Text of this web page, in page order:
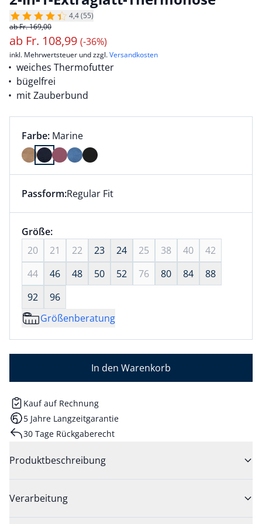
4,4 (55)
ab Fr. 169,00
ab Fr. 108,99 (-36%)
inkl. Mehrwertsteuer und zzgl.Versandkosten
weiches Thermofutter
bügelfrei
mit Zauberbund
Farbauswahl:
Farbe: aktuell ausgewählt:
Marine
Farbe Marine ausgewählt
Dieser Artikel hat die Passform Regular Fit. für
Passform:Regular Fit
Größenauswahl:
Größe:nichts ausgewählt
20
21 22 23 24 25 38 40
42
44
46 48 50 52 76 80 84
88
92
96
Größenberatung
In den Warenkorb
Kauf auf Rechnung
5 Jahre Langzeitgarantie
30 Tage Rückgaberecht
Produktbeschreibung
Verarbeitung